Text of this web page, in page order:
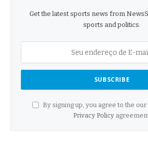
Get the latest sports news from
sports and politics.
By signing up, you agree to the
Privacy Policy